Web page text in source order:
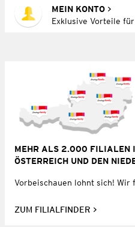
MEIN KONTO
Exklusive Vorteile für
MEHR ALS 2.000 FILIALEN
ÖSTERREICH UND DEN
Vorbeischauen lohnt sich! Wir
ZUM FILIALFINDER